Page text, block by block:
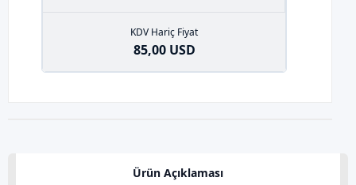
KDV Hariç Fiyat
85,00 USD
Ürün Açıklaması